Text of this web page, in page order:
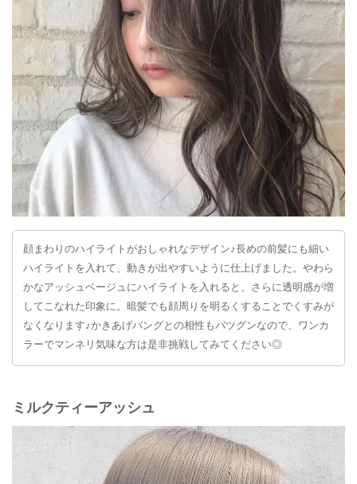
顔まわりのハイライトがおしゃれなデザイン♪長めの前髪にも細い
ハイライトを入れて、動きが出やすいように仕上げました。やわら
かなアッシュベージュにハイライトを入れると、さらに透明感が増
してこなれた印象に。暗髪でも顔周りを明るくすることでくすみが
なくなります♪かきあげバングとの相性もバツグンなので、ワンカ
ラーでマンネリ気味な方は是非挑戦してみてください◎
ミルクティーアッシュ